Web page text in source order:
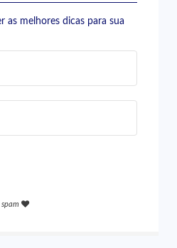
as melhores dicas para sua
spam